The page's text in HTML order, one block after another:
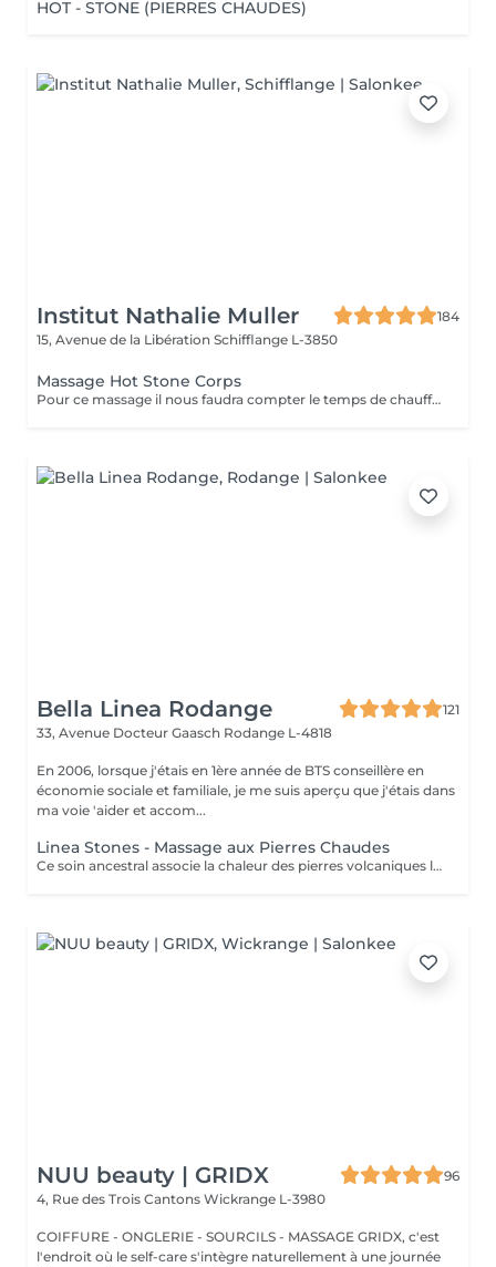
HOT - STONE (PIERRES CHAUDES)
Institut Nathalie Muller
184
15, Avenue de la Libération Schifflange L-3850
Massage Hot Stone Corps
Pour ce massage il nous faudra compter le temps de chauffe de l'appareil alors prenez rendez vous à partir de 9h30 pour les soins le matin.
Bella Linea Rodange
121
33, Avenue Docteur Gaasch Rodange L-4818
En 2006, lorsque j'étais en 1ère année de BTS conseillère en
économie sociale et familiale, je me suis aperçu que j'étais dans
ma voie 'aider et accom...
Linea Stones - Massage aux Pierres Chaudes
Ce soin ancestral associe la chaleur des pierres volcaniques lisses à un massage manuel enveloppant. Les pierres, chauffées à température idéale, sont disposées sur des points énergétiques stratégiques et utilisées pour masser le corps. La chaleur pénètre en profondeur, dénouant les tensions et favorisant une relaxation totale. Les bénéfices : Détente musculaire profonde grâce à la chaleur Circulation sanguine stimulée Réduction du stress et du mental agité Sensation de cocooning et de confort Un rituel particulièrement apprécié en automne et en hiver, quand le corps et l'esprit recherchent chaleur et réconfort.
NUU beauty | GRIDX
96
4, Rue des Trois Cantons Wickrange L-3980
COIFFURE - ONGLERIE - SOURCILS - MASSAGE GRIDX, c'est
l'endroit où le self-care s'intègre naturellement à une journée